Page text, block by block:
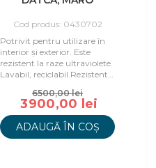
Cod produs: 0430702
Potrivit pentru utilizare în
interior și exterior. Este
rezistent la raze ultraviolete.
Lavabil, reciclabil.Rezistent
6500,00 lei
3900,00 lei
ADAUGĂ ÎN COȘ